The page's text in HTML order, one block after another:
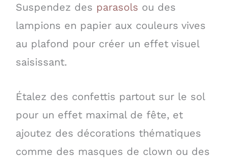
Suspendez des parasols ou des
lampions en papier aux couleurs vives
au plafond pour créer un effet visuel
saisissant.
Étalez des confettis partout sur le sol
pour un effet maximal de fête, et
ajoutez des décorations thématiques
comme des masques de clown ou des